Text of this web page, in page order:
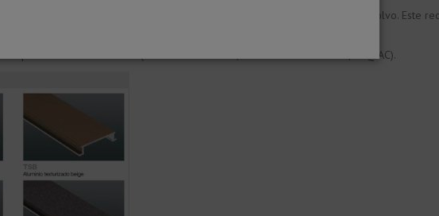
se trata previamente y a continuación se laca por un proceso de lacado en polvo. Este
proteger de abrasiones.
en la naturaleza (otras características, ver Schlüter-FINEC-AC / -SQ-AC).